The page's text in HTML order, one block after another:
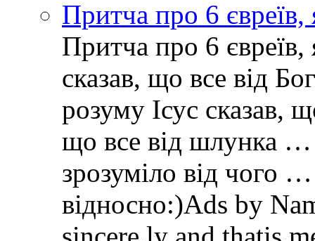
Притча про 6 євреїв,
Притча про 6 євреїв,
сказав, що все від
розуму Ісус сказав,
що все від шлунка
зрозуміло від чого
відносно:)Ads by